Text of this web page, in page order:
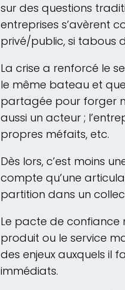
sur des questions
entreprises s’avèrent
privé/public, si tabous
La crise a renforcé le
le même bateau et
partagée pour forger
aussi un acteur ;
propres méfaits, etc.
Dès lors, c’est moins
compte qu’une
partition dans un
Le pacte de confiance
produit ou le service
des enjeux auxquels il
immédiats.